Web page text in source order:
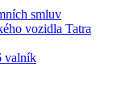
smluv
vozidla Tatra
valník